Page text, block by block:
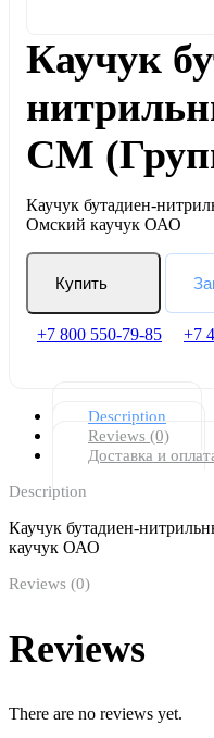
Каучук
СМ
Каучук бутадиен-
Омский каучук ОАО
Купить
+7 800 550-79-85 +7
Description
Reviews (0)
Доставка и
Description
Каучук бутадиен-
каучук ОАО
Reviews (0)
Reviews
There are no reviews yet.